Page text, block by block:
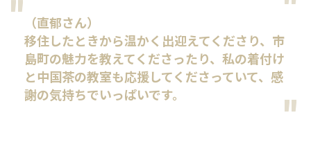
（直郁さん）
移住したときから温かく出迎えてくださり、市
島町の魅力を教えてくださったり、私の着付け
と中国茶の教室も応援してくださっていて、感
謝の気持ちでいっぱいです。